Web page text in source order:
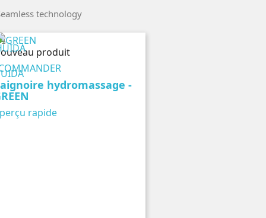
technology
rapide
produit
hydromassage -
rapide